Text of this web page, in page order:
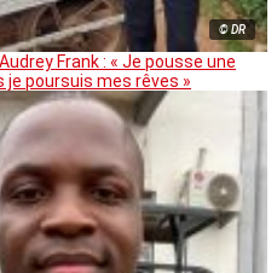
© DR
Frank : « Je pousse une
poursuis mes rêves »